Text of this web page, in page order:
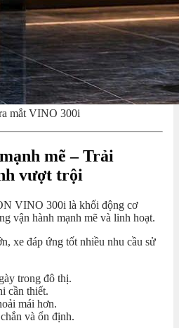
mắt VINO 300i
mẽ – Trải
vượt trội
VINO 300i là khối động cơ
vận hành mạnh mẽ và linh hoạt.
xe đáp ứng tốt nhiều nhu cầu sử
trong đô thị.
cần thiết.
mái hơn.
và ổn định.